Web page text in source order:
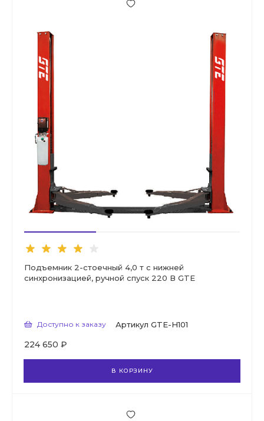
Подъемник 2-стоечный 4,0 т с нижней
синхронизацией, ручной спуск 220 В GTE
Доступно к заказу Артикул GTE-H101
224 650 ₽
В КОРЗИНУ